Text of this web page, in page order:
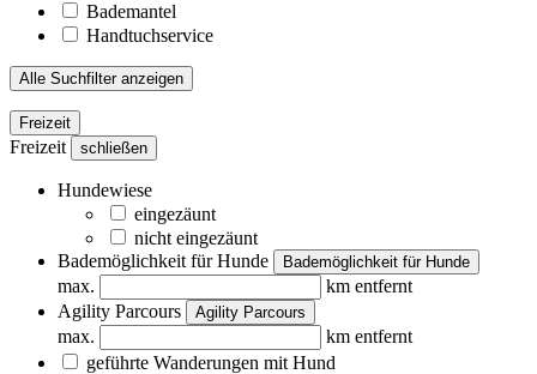
Bademantel
Handtuchservice
Alle Suchfilter anzeigen
Freizeit
Freizeit schließen
Hundewiese
eingezäunt
nicht eingezäunt
Bademöglichkeit für Hunde
Bademöglichkeit für Hunde
max.
km entfernt
Agility Parcours
Agility Parcours
max.
km entfernt
geführte Wanderungen mit Hund